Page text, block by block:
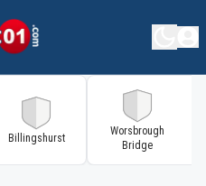
Billingshurst
Worsbrough
Bridge